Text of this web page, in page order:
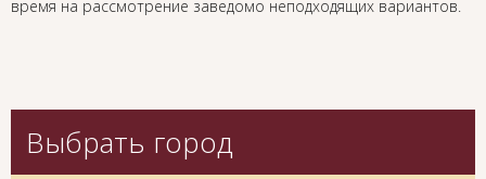
время на рассмотрение заведомо неподходящих вариантов.
Выбрать город